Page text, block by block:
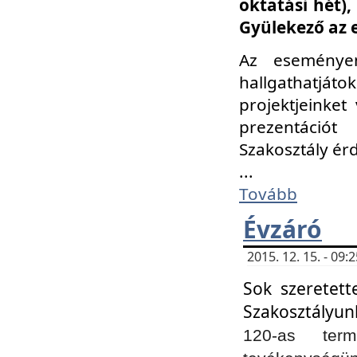
oktatási hét),
Gyülekező az
Az
Szakosztály
...
Tovább
Évzáró
2015. 12. 15. -
Sok
120-as